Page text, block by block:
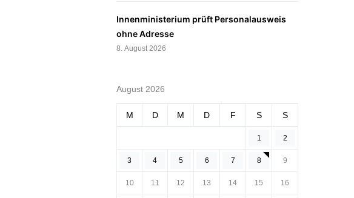
Innenministerium prüft Personalausweis
ohne Adresse
8. August 2026
August 2026
M D M D F S S
1 2
3 4 5 6 7 8 9
10 11 12 13 14 15 16